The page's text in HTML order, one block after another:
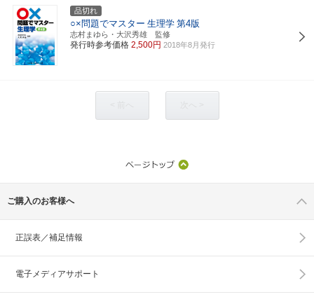
品切れ
○×問題でマスター 生理学 第4版
志村まゆら・大沢秀雄 監修
発行時参考価格 2,500円 2018年8月発行
ご購入のお客様へ
正誤表／補足情報
電子メディアサポート